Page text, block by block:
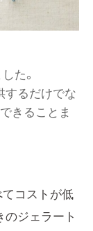
た。
するだけでな
きることま
てコストが低
のジェラート